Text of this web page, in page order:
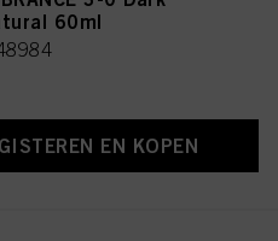
60ml
EN KOPEN